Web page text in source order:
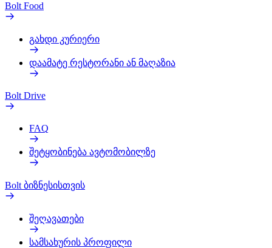
Bolt Food
გახდი კურიერი
დაამატე რესტორანი ან მაღაზია
Bolt Drive
FAQ
შეტყობინება ავტომობილზე
Bolt ბიზნესისთვის
შეღავათები
სამსახურის პროფილი